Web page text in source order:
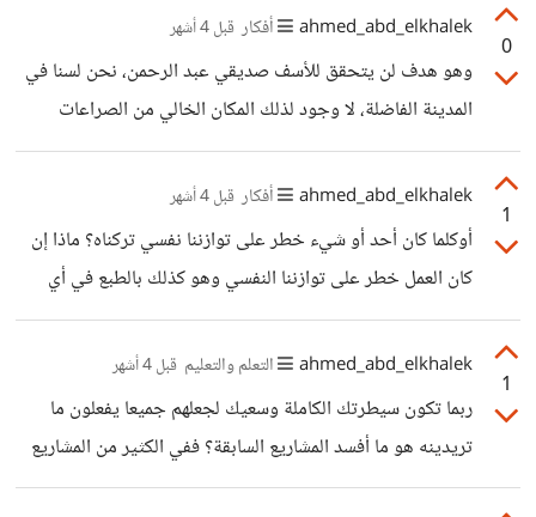
الاقتناع أن التجارب تغيرنا فعلا لكن ليس بالضرورة أن تكون
للأفضل أو للأقوى، فأحيانا تغيرنا للأسوأ وتضيّعنا تماما، وأحيانا
تغيرنا للأفضل فعلا.
0
ahmed_abd_elkhalek أفكار قبل 4 أشهر
وهو هدف لن يتحقق للأسف صديقي عبد الرحمن، نحن لسنا في
المدينة الفاضلة، لا وجود لذلك المكان الخالي من الصراعات
النفسية، ما دام هناك مجموعة من البشر مختلفين عن بعضهم
البعض من خلفيات اجتماعية وثقافية مختلفة فحتما ستتواجد
صراعات نفسية،
1
ahmed_abd_elkhalek أفكار قبل 4 أشهر
أوكلما كان أحد أو شيء خطر على توازننا نفسي تركناه؟ ماذا إن
كان العمل خطر على توازننا النفسي وهو كذلك بالطبع في أي
مكان؟ أنتركه أيضا؟ أتفق معك في أن التجمعات العائلية كثيرا ما
تكون سلبية علينا وبها الكثير من المقارنة والمزاج الثقيل والكلام
الذي لا طائل منه، لكن في نفس الوقت لا يجب ان تكون هشاشتنا
النفسية إلى هذه الدرجة، بالعكس. علينا أن نبدأ في تعلّم كيفية
التعامل مع تلك السيناريوهات، ففي تجربتي أنا، تعلمت الذكاء
1
ahmed_abd_elkhalek التعلم والتعليم قبل 4 أشهر
ربما تكون سيطرتك الكاملة وسعيك لجعلهم جميعا يفعلون ما
تريدينه هو ما أفسد المشاريع السابقة؟ ففي الكثير من المشاريع
التي عملت فيها مع مدير محترف، كانت تصل إلينا إشارات خفية